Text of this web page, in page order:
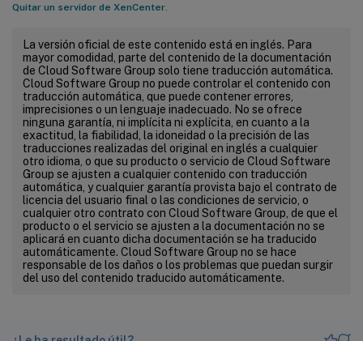
Quitar un servidor de XenCenter
La versión oficial de este contenido está en inglés. Para
mayor comodidad, parte del contenido de la documentación
de Cloud Software Group solo tiene traducción automática.
Cloud Software Group no puede controlar el contenido con
traducción automática, que puede contener errores,
imprecisiones o un lenguaje inadecuado. No se ofrece
ninguna garantía, ni implícita ni explícita, en cuanto a la
exactitud, la fiabilidad, la idoneidad o la precisión de las
traducciones realizadas del original en inglés a cualquier
otro idioma, o que su producto o servicio de Cloud Software
Group se ajusten a cualquier contenido con traducción
automática, y cualquier garantía provista bajo el contrato de
licencia del usuario final o las condiciones de servicio, o
cualquier otro contrato con Cloud Software Group, de que el
producto o el servicio se ajusten a la documentación no se
aplicará en cuanto dicha documentación se ha traducido
automáticamente. Cloud Software Group no se hace
responsable de los daños o los problemas que puedan surgir
del uso del contenido traducido automáticamente.